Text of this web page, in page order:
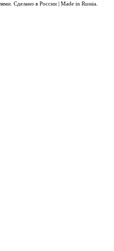
Сделано в России | Made in Russia.